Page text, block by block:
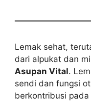
Lemak sehat,
dari alpukat dan
Asupan Vital.
sendi dan fungsi
berkontribusi pada